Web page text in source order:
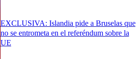
EXCLUSIVA: Islandia pide a Bruselas que
no se entrometa en el referéndum sobre la
UE